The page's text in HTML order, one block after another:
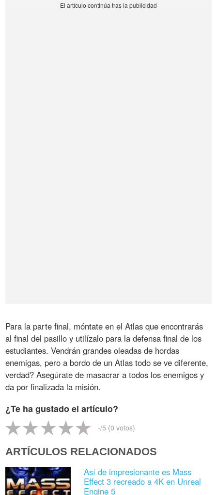
Para la parte final, móntate en el Atlas que encontrarás
al final del pasillo y utilízalo para la defensa final de los
estudiantes. Vendrán grandes oleadas de hordas
enemigas, pero a bordo de un Atlas todo se ve diferente,
verdad? Asegúrate de masacrar a todos los enemigos y
da por finalizada la misión.
¿Te ha gustado el artículo?
-/5 (0 votos)
ARTÍCULOS RELACIONADOS
Así de impresionante es Mass
Effect 3 recreado a 4K en Unreal
Engine 5